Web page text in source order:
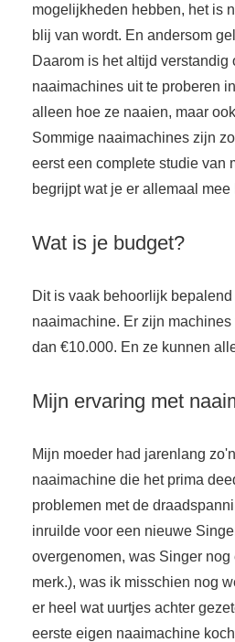
mogelijkheden hebben, het is
blij van wordt. En andersom
Daarom is het altijd verstandig
naaimachines uit te proberen
alleen hoe ze naaien, maar
Sommige naaimachines zijn
eerst een complete studie van
begrijpt wat je er allemaal mee
Wat is je budget?
Dit is vaak behoorlijk
naaimachine. Er zijn
dan €10.000. En ze kunnen
Mijn ervaring met
Mijn moeder had jarenlang
naaimachine die het prima
problemen met de
inruilde voor een nieuwe
overgenomen, was Singer nog
merk.), was ik misschien nog
er heel wat uurtjes achter
eerste eigen naaimachine